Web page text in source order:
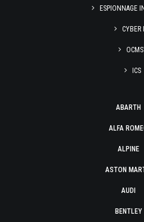
ESPIONNAGE
CYBER
ICS
ABARTH
ALFA
ALPINE
ASTON
AUDI
BENTLEY